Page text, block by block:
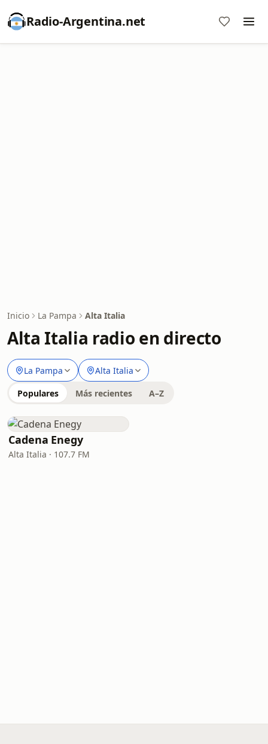
Radio-Argentina.net
Inicio La Pampa Alta Italia
Alta Italia radio en directo
La Pampa Alta Italia
Populares Más recientes A–Z
Cadena Enegy
Alta Italia · 107.7 FM